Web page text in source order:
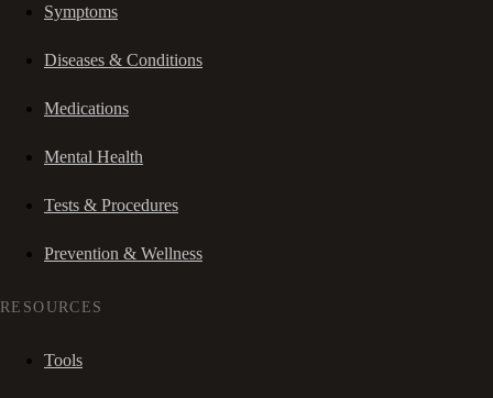
Symptoms
Diseases & Conditions
Medications
Mental Health
Tests & Procedures
Prevention & Wellness
RESOURCES
Tools